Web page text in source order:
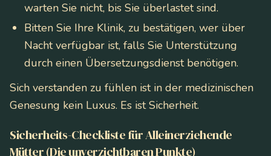
warten Sie nicht, bis Sie überlastet sind.
Bitten Sie Ihre Klinik, zu bestätigen, wer über
Nacht verfügbar ist, falls Sie Unterstützung
durch einen Übersetzungsdienst benötigen.
Sich verstanden zu fühlen ist in der medizinischen
Genesung kein Luxus. Es ist Sicherheit.
Sicherheits-Checkliste für Alleinerziehende
Mütter (Die unverzichtbaren Punkte)